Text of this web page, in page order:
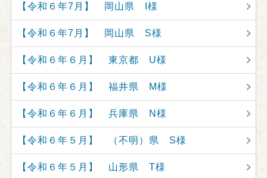
【令和６年7月】 岡山県 I様
【令和６年7月】 岡山県 S様
【令和６年６月】 東京都 U様
【令和６年６月】 福井県 M様
【令和６年６月】 兵庫県 N様
【令和６年５月】 （不明）県 S様
【令和６年５月】 山形県 T様